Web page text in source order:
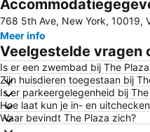
Upper West Side
Williamsburg
Broadway
Upper East Side
Brooklyn
Financial District
Empire State Building
768 5th Ave, New York, 10019,
Meer info
Veelgestelde vragen
Is er een zwembad bij The
Zijn huisdieren toegestaan bij
Is er parkeergelegenheid bij The
Hoe laat kun je in- en
Waar bevindt The Plaza zich?